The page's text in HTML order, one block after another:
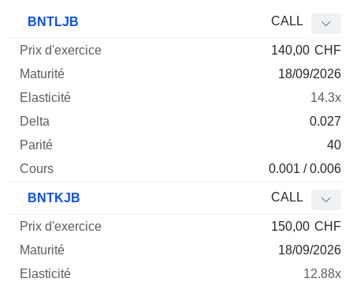
Mnemo Type
Parité
BNTLJB CALL
140,00 CHF
18/09/2026
14.3x
0.027
40
0.001 / 0.006
BNTKJB CALL
150,00 CHF
18/09/2026
12.88x